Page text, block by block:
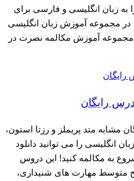
به زبان انگلیسی و فارسی برای
مجموعه آموزش زبان انگلیسی
مجموعه آموزش مکالمه نصرت در
کمک ۱۰۰ درس رایگان مشابه متد پریملز و رزتا استون،
انگلیسی را می توانید دانلود
تمرین، شروع به مکالمه کنید! این دروس
متوسط مهارت های شنیداری،